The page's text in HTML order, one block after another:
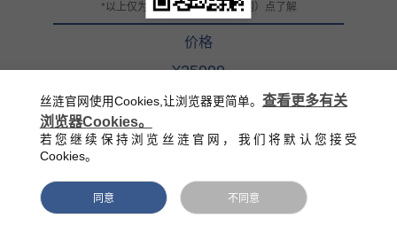
*以上仅为部分信息，详情门（网）点了解
价格
¥25999
官方零售指导价（该价格不含底床）
西藏/新疆/海南/青海等偏远地区除外
丝涟官网使用Cookies,让浏览器更简单。 查看更多有关
浏览器Cookies。
若您继续保持浏览丝涟官网，我们将默认您接受
Cookies。
同意 不同意